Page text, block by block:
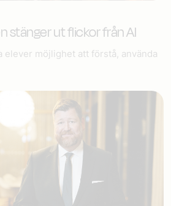
stänger ut flickor från AI
elever möjlighet att förstå, använda